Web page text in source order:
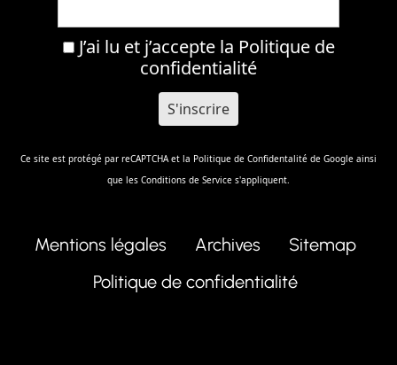
J’ai lu et j’accepte la Politique de
confidentialité
Ce site est protégé par reCAPTCHA et la Politique de Confidentalité de Google ainsi
que les Conditions de Service s'appliquent.
Mentions légales Archives
Sitemap
Politique de confidentialité